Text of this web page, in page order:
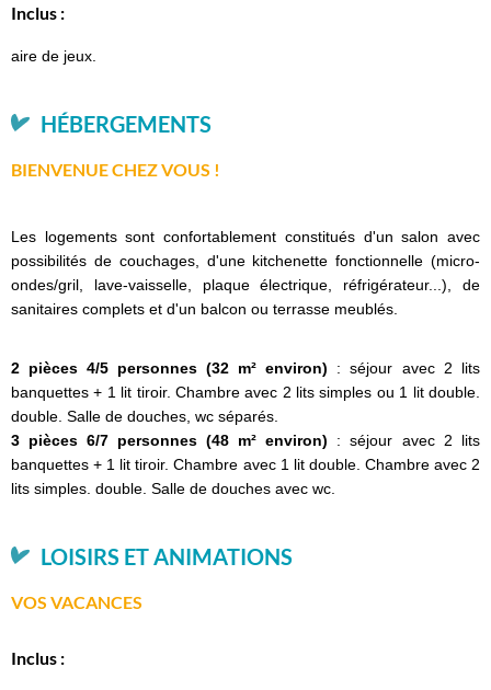
Inclus :
aire de jeux.
HÉBERGEMENTS
BIENVENUE CHEZ VOUS !
Les logements sont confortablement constitués d'un salon avec
possibilités de couchages, d'une kitchenette fonctionnelle (micro-
ondes/gril, lave-vaisselle, plaque électrique, réfrigérateur...), de
sanitaires complets et d'un balcon ou terrasse meublés.
2 pièces 4/5 personnes (32 m² environ) : séjour avec 2 lits
banquettes + 1 lit tiroir. Chambre avec 2 lits simples ou 1 lit double.
double. Salle de douches, wc séparés.
3 pièces 6/7 personnes (48 m² environ) : séjour avec 2 lits
banquettes + 1 lit tiroir. Chambre avec 1 lit double. Chambre avec 2
lits simples. double. Salle de douches avec wc.
LOISIRS ET ANIMATIONS
VOS VACANCES
Inclus :